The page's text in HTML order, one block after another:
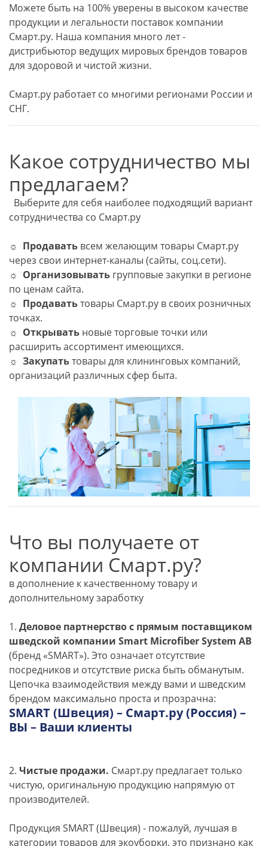
Можете быть на 100% уверены в высоком качестве
продукции и легальности поставок компании
Смарт.ру. Наша компания много лет -
дистрибьютор ведущих мировых брендов товаров
для здоровой и чистой жизни.
Смарт.ру работает со многими регионами России и
СНГ.
Какое сотрудничество мы
предлагаем?
Выберите для себя наиболее подходящий вариант
сотрудничества со Смарт.ру
☼ Продавать всем желающим товары Смарт.ру
через свои интернет-каналы (сайты, соц.сети).
☼ Организовывать групповые закупки в регионе
по ценам сайта.
☼ Продаватьтовары Смарт.ру в своих розничных
точках.
☼ Открывать новые торговые точки или
расширить ассортимент имеющихся.
☼ Закупатьтовары для клининговых компаний,
организаций различных сфер быта.
Что вы получаете от
компании Смарт.ру?
в дополнение к качественному товару и
дополнительному заработку
1. Деловое партнерство с прямым поставщиком
шведской компании Smart Microfiber System AB
(бренд «SMART»). Это означает отсутствие
посредников и отсутствие риска быть обманутым.
Цепочка взаимодействия между вами и шведским
брендом максимально проста и прозрачна:
SMART (Швеция) – Смарт.ру (Россия) –
ВЫ – Ваши клиенты
2. Чистые продажи. Смарт.ру предлагает только
чистую, оригинальную продукцию напрямую от
производителей.
Продукция SMART (Швеция) - пожалуй, лучшая в
категории товаров для экоуборки, это признано как